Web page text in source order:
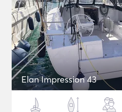
Elan Impression 43